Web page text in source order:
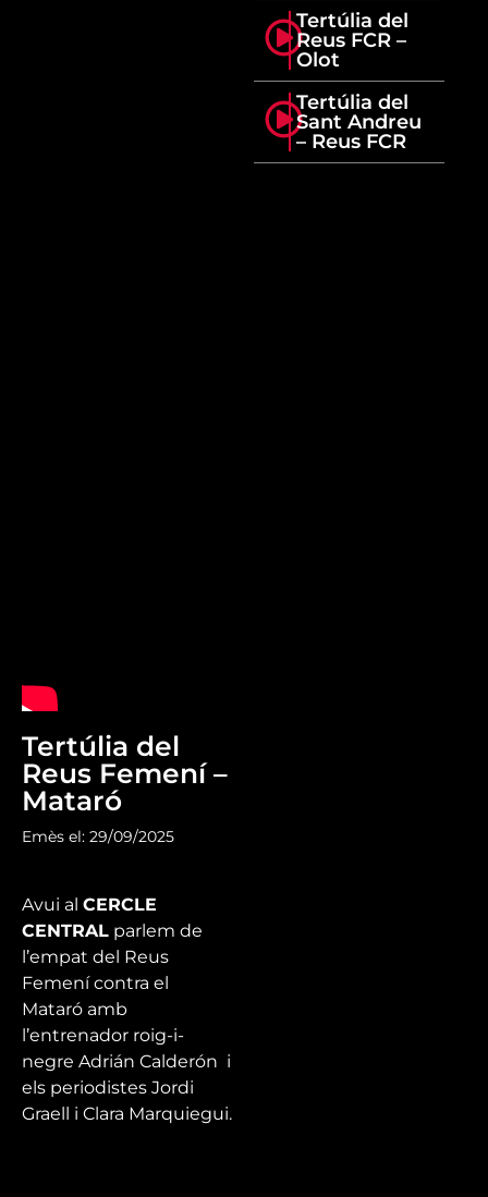
Tertúlia del
Reus Femení –
Mataró
Emès el: 29/09/2025
Avui al CERCLE
CENTRAL parlem de
l’empat del Reus
Femení contra el
Mataró amb
l’entrenador roig-i-
negre Adrián Calderón i
els periodistes Jordi
Graell i Clara Marquiegui.
Tertúlia del
Reus FCR –
Olot
Tertúlia del
Sant Andreu
– Reus FCR